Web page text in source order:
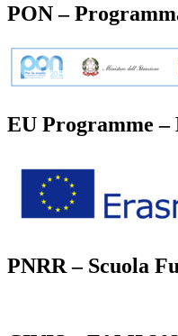
PON –
EU Programme –
PNRR – Scuola